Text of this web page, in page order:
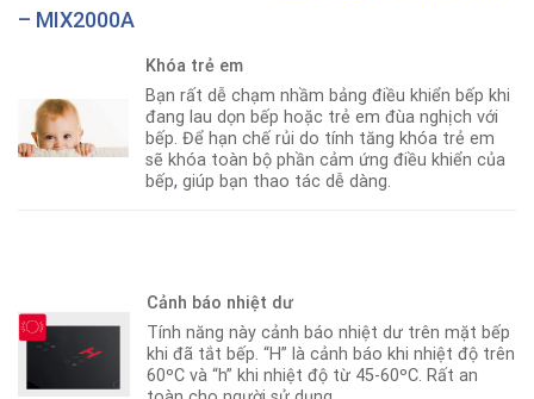
– MIX2000A
Khóa trẻ em
Bạn rất dễ chạm nhầm bảng điều khiển bếp khi
đang lau dọn bếp hoặc trẻ em đùa nghịch với
bếp. Để hạn chế rủi do tính tăng khóa trẻ em
sẽ khóa toàn bộ phần cảm ứng điều khiển của
bếp, giúp bạn thao tác dễ dàng.
Cảnh báo nhiệt dư
Tính năng này cảnh báo nhiệt dư trên mặt bếp
khi đã tắt bếp. “H” là cảnh báo khi nhiệt độ trên
60ºC và “h” khi nhiệt độ từ 45-60ºC. Rất an